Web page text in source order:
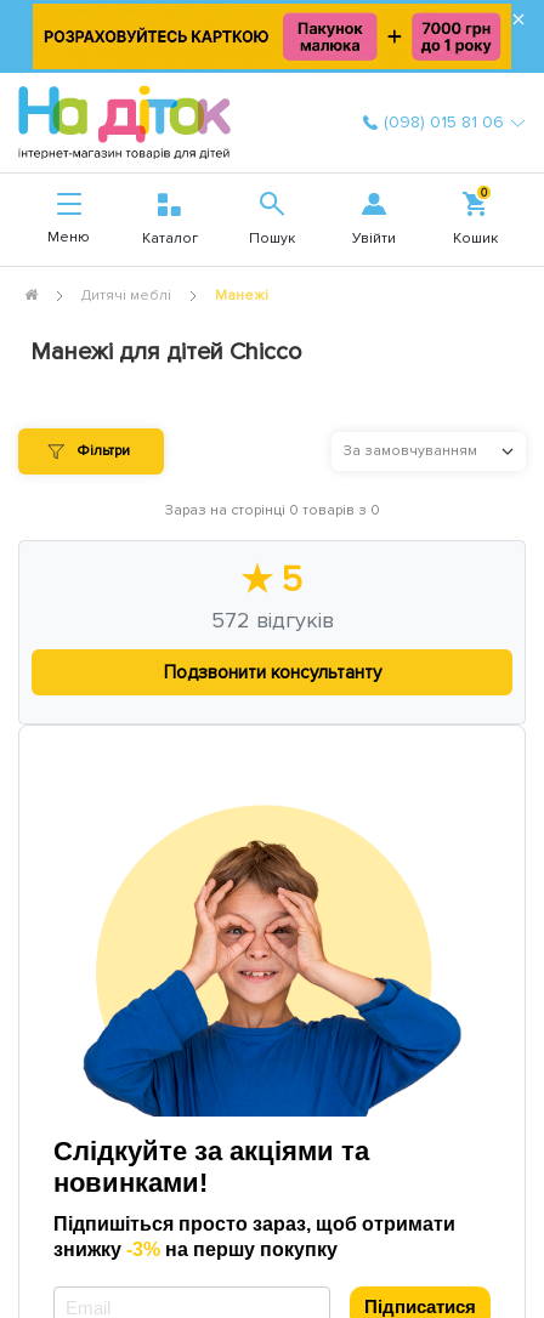
×
(098) 015 81 06
Меню Каталог Пошук Увійти
0
Кошик
Дитячі меблі Манежі
Манежі для дітей Chicco
Фільтри За замовчуванням
Зараз на сторінці 0 товарів з 0
★ 5
572 відгуків
Подзвонити консультанту
Слідкуйте за акціями та
новинками!
Підпишіться просто зараз, щоб отримати
знижку -3% на першу покупку
Підписатися